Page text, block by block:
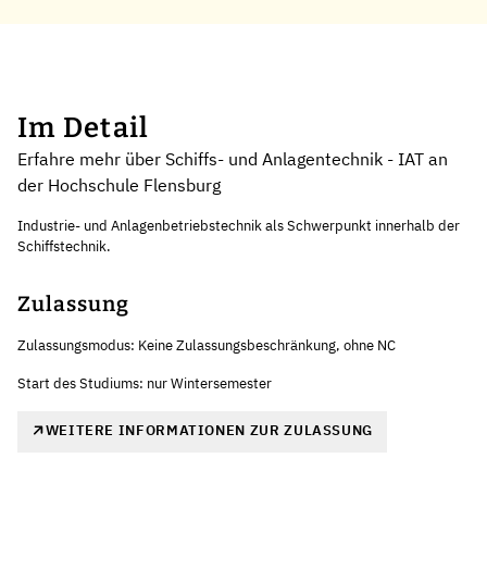
Im Detail
Erfahre mehr über Schiffs- und Anlagentechnik - IAT an
der Hochschule Flensburg
Industrie- und Anlagenbetriebstechnik als Schwerpunkt innerhalb der
Schiffstechnik.
Zulassung
Zulassungsmodus: Keine Zulassungsbeschränkung, ohne NC
Start des Studiums: nur Wintersemester
WEITERE INFORMATIONEN ZUR ZULASSUNG